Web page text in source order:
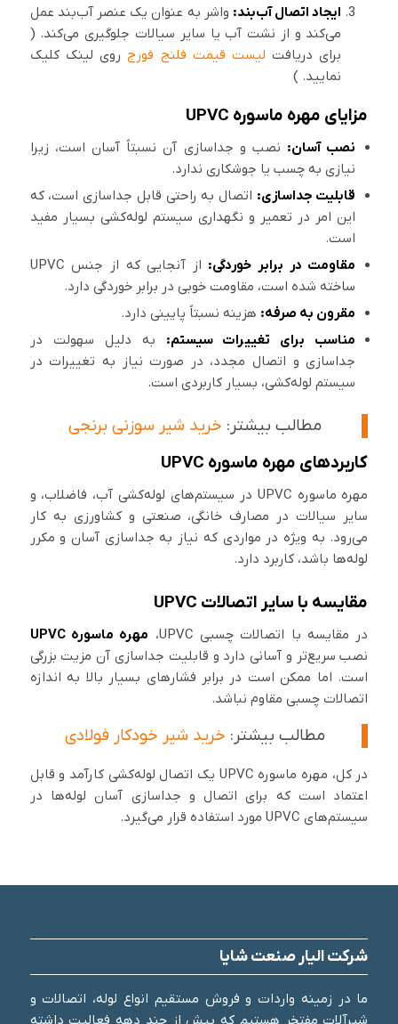
ایجاد اتصال آب‌بند: واشر به عنوان یک عنصر آب‌بند عمل
می‌کند و از نشت آب یا سایر سیالات جلوگیری می‌کند. (
برای دریافتلیست قیمت فلنج فورجروی لینک کلیک
نمایید. )
مزایای مهره ماسوره UPVC
نصب آسان: نصب و جداسازی آن نسبتاً آسان است، زیرا
نیازی به چسب یا جوشکاری ندارد.
قابلیت جداسازی: اتصال به راحتی قابل جداسازی است، که
این امر در تعمیر و نگهداری سیستم لوله‌کشی بسیار مفید
است.
مقاومت در برابر خوردگی:
از آنجایی که از جنس UPVC
ساخته شده است، مقاومت خوبی در برابر خوردگی دارد.
مقرون به صرفه: هزینه نسبتاً پایینی دارد.
مناسب برای تغییرات سیستم: به دلیل سهولت در
جداسازی و اتصال مجدد، در صورت نیاز به تغییرات در
سیستم لوله‌کشی، بسیار کاربردی است.
مطالب بیشتر: خرید شیر سوزنی برنجی
کاربردهای مهره ماسوره UPVC
مهره ماسوره UPVC در سیستم‌های لوله‌کشی آب، فاضلاب، و
سایر سیالات در مصارف خانگی، صنعتی و کشاورزی به کار
می‌رود. به ویژه در مواردی که نیاز به جداسازی آسان و مکرر
لوله‌ها باشد، کاربرد دارد.
مقایسه با سایر اتصالات UPVC
در مقایسه با اتصالات چسبی UPVC،
مهره ماسوره UPVC
نصب سریع‌تر و آسانی دارد و قابلیت جداسازی آن مزیت بزرگی
است. اما ممکن است در برابر فشارهای بسیار بالا به اندازه
اتصالات چسبی مقاوم نباشد.
مطالب بیشتر: خرید شیر خودکار فولادی
در کل، مهره ماسوره UPVC یک اتصال لوله‌کشی کارآمد و قابل
اعتماد است که برای اتصال و جداسازی آسان لوله‌ها در
سیستم‌های UPVC مورد استفاده قرار می‌گیرد.
شرکت الیار صنعت شایا
ما در زمینه واردات و فروش مستقیم انواع لوله، اتصالات و